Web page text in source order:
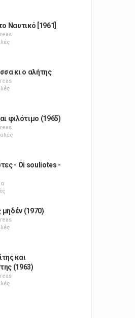
Ναυτικό [1961]
κι ο αλήτης
φιλότιμο (1965)
- Oi souliotes -
(1970)
και
(1963)